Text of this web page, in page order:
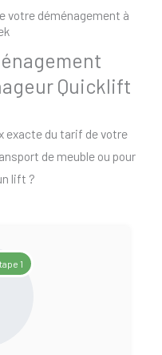
votre déménagement à
Quicklift
exacte du tarif de votre
de meuble ou pour
lift ?
1